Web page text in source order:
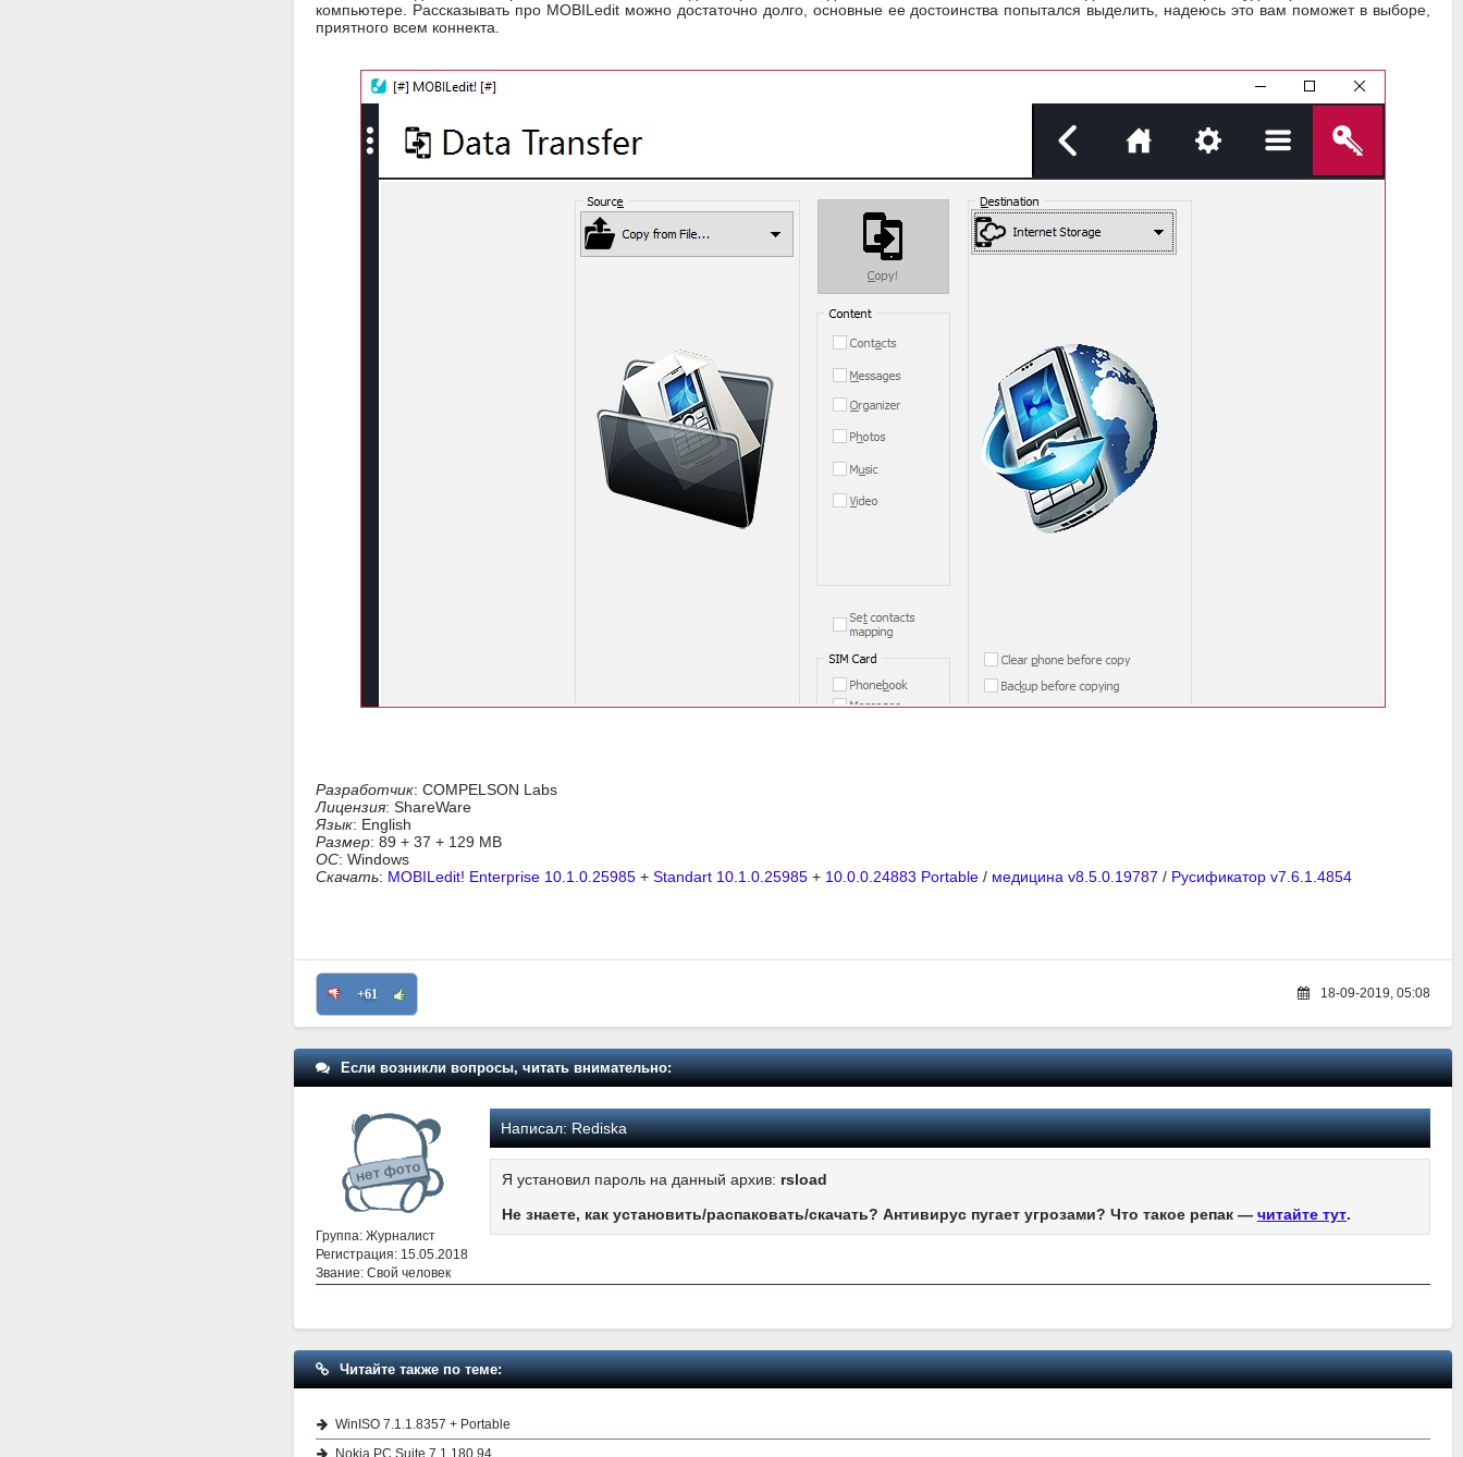
компьютере. Рассказывать про MOBILedit можно достаточно долго, основные ее достоинства попытался выделить, надеюсь это вам поможет в выборе,
приятного всем коннекта.
Разработчик: COMPELSON Labs
Лицензия: ShareWare
Язык: English
Размер: 89 + 37 + 129 MB
ОС: Windows
Скачать: MOBILedit! Enterprise 10.1.0.25985 + Standart 10.1.0.25985 + 10.0.0.24883 Portable / медицина v8.5.0.19787 / Русификатор v7.6.1.4854
+61 18-09-2019, 05:08
Если возникли вопросы, читать внимательно:
Группа: Журналист
Регистрация: 15.05.2018
Звание: Свой человек
Написал:Rediska
Я установил пароль на данный архив: rsload
Не знаете, как установить/распаковать/скачать? Антивирус пугает угрозами? Что такое репак — читайте тут.
Читайте также по теме:
WinISO 7.1.1.8357 + Portable
Nokia PC Suite 7.1.180.94